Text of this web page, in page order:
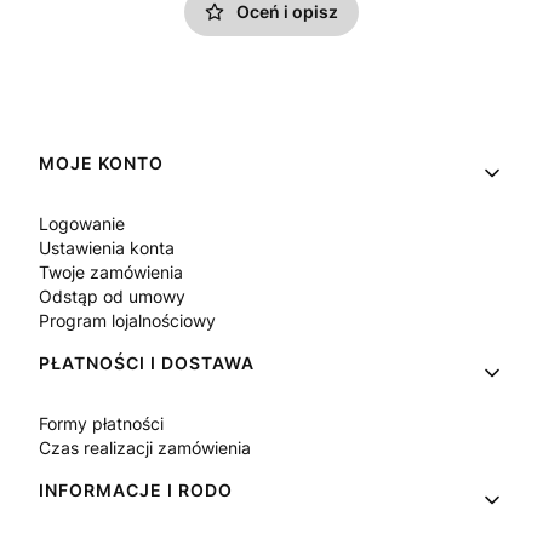
Oceń i opisz
Linki w stopce
MOJE KONTO
Logowanie
Ustawienia konta
Twoje zamówienia
Odstąp od umowy
Program lojalnościowy
PŁATNOŚCI I DOSTAWA
Formy płatności
Czas realizacji zamówienia
INFORMACJE I RODO